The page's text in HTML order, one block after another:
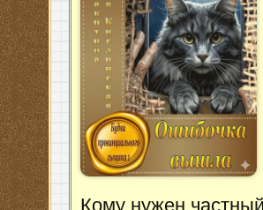
Кому нужен